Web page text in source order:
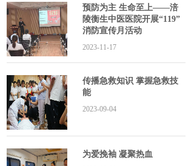
预防为主 生命至上——涪
陵衡生中医医院开展“119”
消防宣传月活动
2023-11-17
传播急救知识 掌握急救技
能
2023-09-04
为爱挽袖 凝聚热血